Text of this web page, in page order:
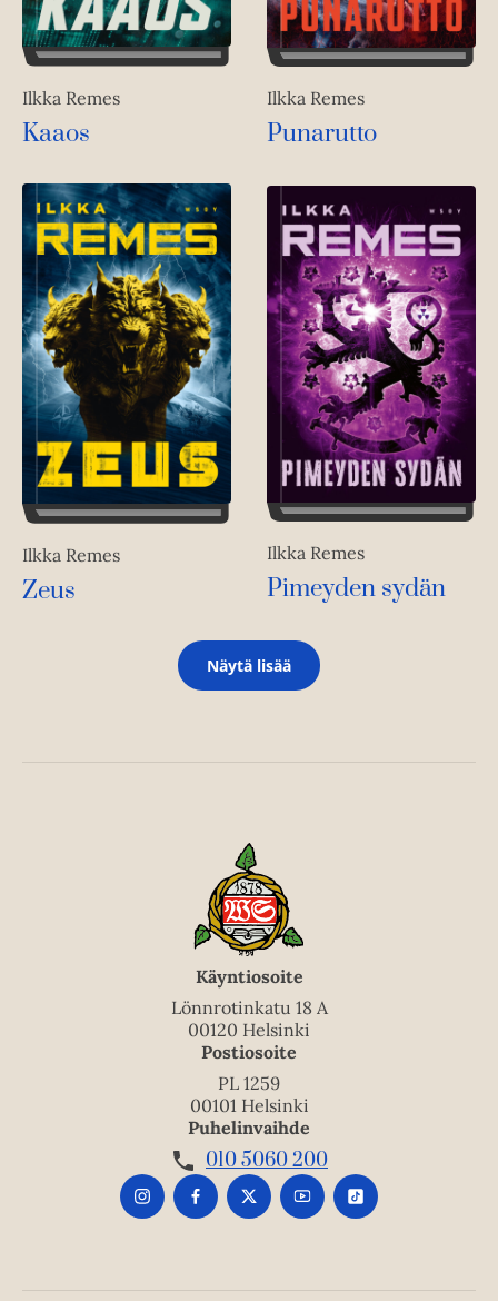
Ilkka Remes
Kaaos
Ilkka Remes
Punarutto
Ilkka Remes
Zeus
Ilkka Remes
Pimeyden sydän
Näytä lisää
Käyntiosoite
Lönnrotinkatu 18 A
00120 Helsinki
Postiosoite
PL 1259
00101 Helsinki
Puhelinvaihde
010 5060 200